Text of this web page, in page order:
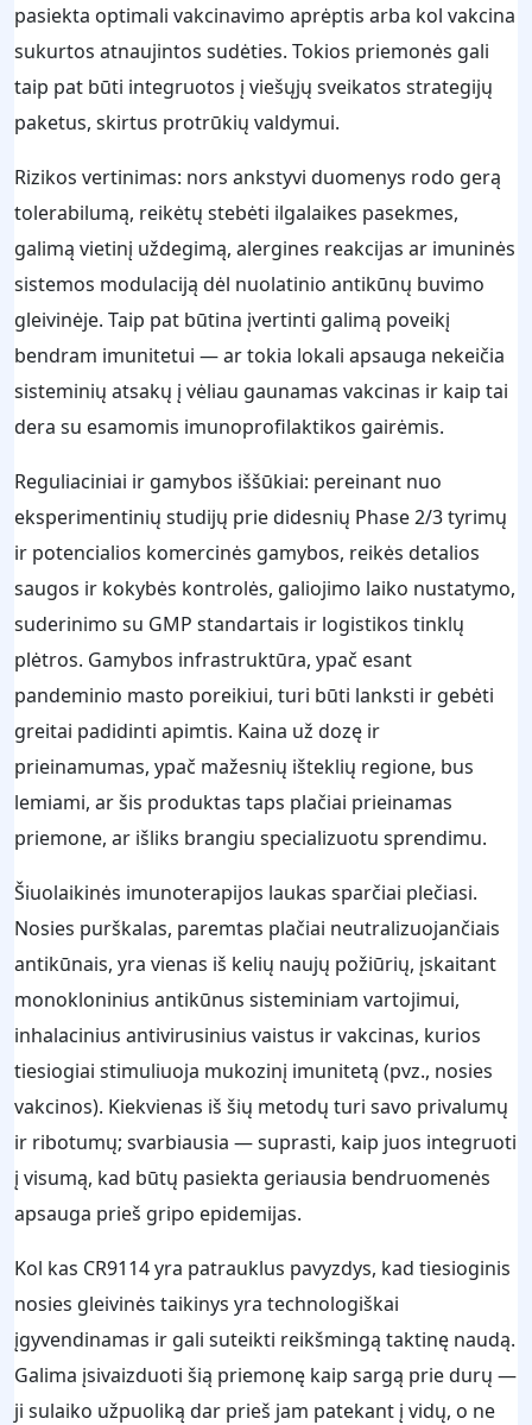
pasiekta optimali vakcinavimo aprėptis arba kol vakcina
sukurtos atnaujintos sudėties. Tokios priemonės gali
taip pat būti integruotos į viešųjų sveikatos strategijų
paketus, skirtus protrūkių valdymui.
Rizikos vertinimas: nors ankstyvi duomenys rodo gerą
tolerabilumą, reikėtų stebėti ilgalaikes pasekmes,
galimą vietinį uždegimą, alergines reakcijas ar imuninės
sistemos modulaciją dėl nuolatinio antikūnų buvimo
gleivinėje. Taip pat būtina įvertinti galimą poveikį
bendram imunitetui — ar tokia lokali apsauga nekeičia
sisteminių atsakų į vėliau gaunamas vakcinas ir kaip tai
dera su esamomis imunoprofilaktikos gairėmis.
Reguliaciniai ir gamybos iššūkiai: pereinant nuo
eksperimentinių studijų prie didesnių Phase 2/3 tyrimų
ir potencialios komercinės gamybos, reikės detalios
saugos ir kokybės kontrolės, galiojimo laiko nustatymo,
suderinimo su GMP standartais ir logistikos tinklų
plėtros. Gamybos infrastruktūra, ypač esant
pandeminio masto poreikiui, turi būti lanksti ir gebėti
greitai padidinti apimtis. Kaina už dozę ir
prieinamumas, ypač mažesnių išteklių regione, bus
lemiami, ar šis produktas taps plačiai prieinamas
priemone, ar išliks brangiu specializuotu sprendimu.
Šiuolaikinės imunoterapijos laukas sparčiai plečiasi.
Nosies purškalas, paremtas plačiai neutralizuojančiais
antikūnais, yra vienas iš kelių naujų požiūrių, įskaitant
monokloninius antikūnus sisteminiam vartojimui,
inhalacinius antivirusinius vaistus ir vakcinas, kurios
tiesiogiai stimuliuoja mukozinį imunitetą (pvz., nosies
vakcinos). Kiekvienas iš šių metodų turi savo privalumų
ir ribotumų; svarbiausia — suprasti, kaip juos integruoti
į visumą, kad būtų pasiekta geriausia bendruomenės
apsauga prieš gripo epidemijas.
Kol kas CR9114 yra patrauklus pavyzdys, kad tiesioginis
nosies gleivinės taikinys yra technologiškai
įgyvendinamas ir gali suteikti reikšmingą taktinę naudą.
Galima įsivaizduoti šią priemonę kaip sargą prie durų —
ji sulaiko užpuoliką dar prieš jam patekant į vidų, o ne